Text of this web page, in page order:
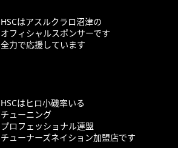
HSCはアスルクラロ沼津の
オフィシャルスポンサーです
全力で応援しています
HSCはヒロ小磯率いる
チューニング
プロフェッショナル連盟
チューナーズネイション加盟店です